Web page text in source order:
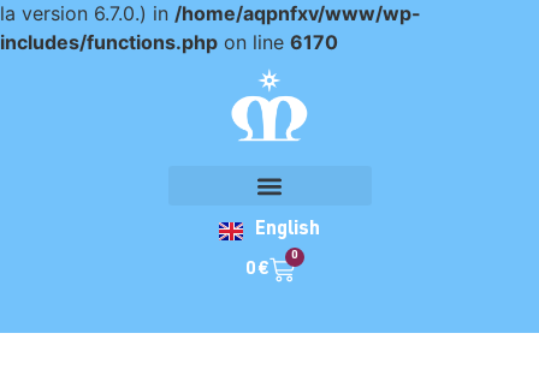
la version 6.7.0.) in /home/aqpnfxv/www/wp-
includes/functions.php on line 6170
English
0 €
0